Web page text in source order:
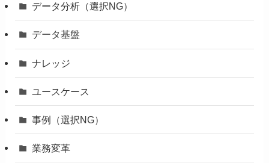
データ分析（選択NG）
データ基盤
ナレッジ
ユースケース
事例（選択NG）
業務変革